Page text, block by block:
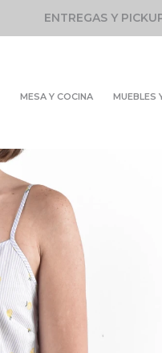
ENTREGAS Y
MESA Y COCINA MUEBLES